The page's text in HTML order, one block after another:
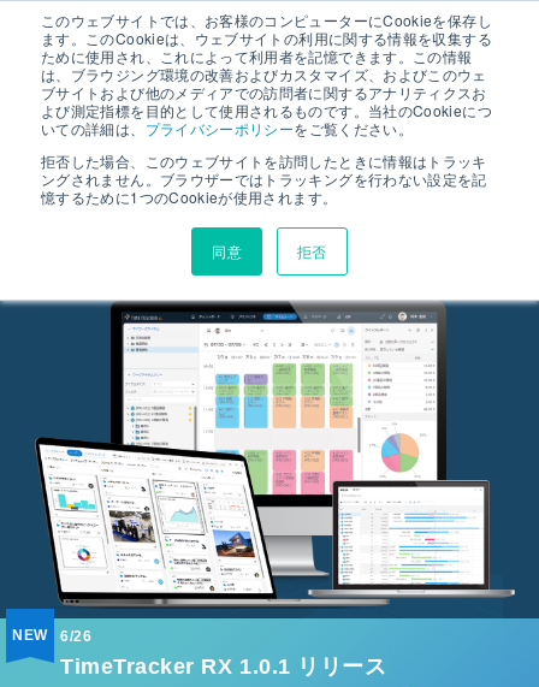
このウェブサイトでは、お客様のコンピューターにCookieを保存し
ます。このCookieは、ウェブサイトの利用に関する情報を収集する
ために使用され、これによって利用者を記憶できます。この情報
は、ブラウジング環境の改善およびカスタマイズ、およびこのウェ
ブサイトおよび他のメディアでの訪問者に関するアナリティクスお
よび測定指標を目的として使用されるものです。当社のCookieにつ
いての詳細は、 プライバシーポリシーをご覧ください。
拒否した場合、このウェブサイトを訪問したときに情報はトラッキ
ングされません。ブラウザーではトラッキングを行わない設定を記
憶するために1つのCookieが使用されます。
同意 拒否
工数という正確な事実を元に、プロジェクトを横断して管理・改善を支援するソ
１分でできる工数入力
現場の試行錯誤が生んだプロジェクト管理
データを改善活動に活用する
資料ダウンロード
NEW 6/26
TimeTracker RX 1.0.1 リリース